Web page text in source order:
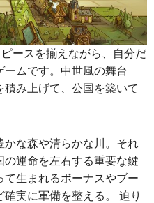
ースを揃えながら、自分だ
ムです。中世風の舞台
み上げて、公国を築いて
な森や清らかな川。それ
運命を左右する重要な鍵
生まれるボーナスやブー
実に軍備を整える。 迫り